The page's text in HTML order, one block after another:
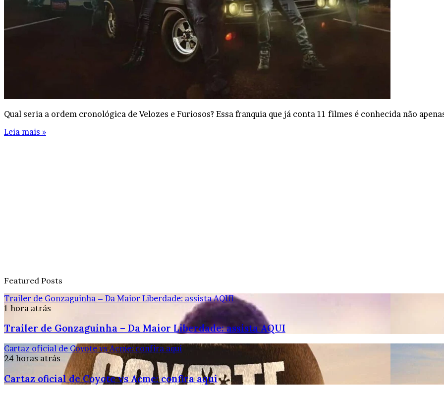
Qual seria a ordem cronológica de Velozes e Furiosos? Essa franquia que já conta 11 filmes é conhecida não
Leia mais »
Featured Posts
Trailer de Gonzaguinha – Da Maior Liberdade: assista AQUI
1 hora atrás
Trailer de Gonzaguinha – Da Maior Liberdade: assista AQUI
Cartaz oficial de Coyote vs Acme: confira aqui
24 horas atrás
Cartaz oficial de Coyote vs Acme: confira aqui